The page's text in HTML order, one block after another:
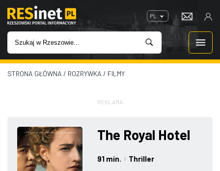
PL
WIADOMOŚCI
IMPREZY
ROZRYWKA
STRONA GŁÓWNA / ROZRYWKA / FILMY
REKLAMA
The Royal Hotel
91 min. |
Thriller